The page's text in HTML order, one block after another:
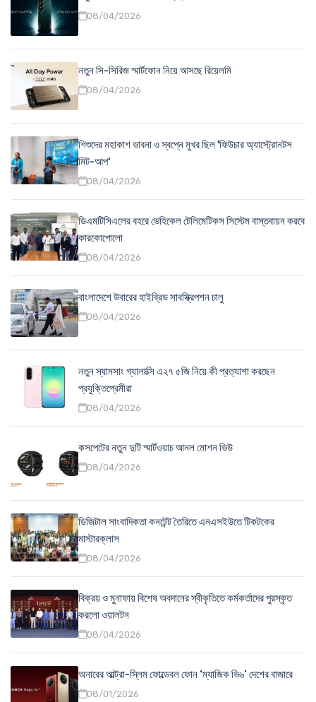
08/04/2026
নতুন সি-সিরিজ স্মার্টফোন নিয়ে আসছে রিয়েলমি
08/04/2026
শিশুদের মহাকাশ ভাবনা ও স্বপ্নে মুখর ছিল 'ফিউচার অ্যাস্ট্রোনটস
মিট-আপ'
08/04/2026
ডিএমটিসিএলের বহরে ভেহিকেল টেলিমেটিকস সিস্টেম বাস্তবায়ন করবে
কারকোপোলো
08/04/2026
বাংলাদেশে উবারের হাইব্রিড সাবস্ক্রিপশন চালু
08/04/2026
নতুন স্যামসাং গ্যালাক্সি এ২৭ ৫জি নিয়ে কী প্রত্যাশা করছেন
প্রযুক্তিপ্রেমীরা
08/04/2026
কসপেটের নতুন দুটি স্মার্টওয়াচ আনল মোশন ভিউ
08/04/2026
ডিজিটাল সাংবাদিকতা কনটেন্ট তৈরিতে এনএসইউতে টিকটকের
মাস্টারক্লাস
08/04/2026
বিক্রয় ও মুনাফায় বিশেষ অবদানের স্বীকৃতিতে কর্মকর্তাদের পুরস্কৃত
করলো ওয়ালটন
08/04/2026
অনারের আল্ট্রা-স্লিম ফোল্ডেবল ফোন ‘ম্যাজিক ভি৬’ দেশের বাজারে
08/01/2026